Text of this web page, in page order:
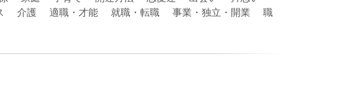
介護 適職・才能 就職・転職 事業・独立・開業 職